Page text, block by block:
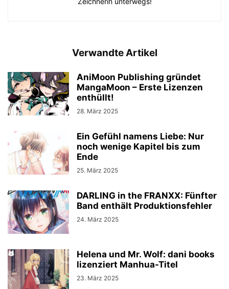
Verwandte Artikel
AniMoon Publishing gründet
MangaMoon – Erste Lizenzen
enthüllt!
28. März 2025
Ein Gefühl namens Liebe: Nur
noch wenige Kapitel bis zum
Ende
25. März 2025
DARLING in the FRANXX: Fünfter
Band enthält Produktionsfehler
24. März 2025
Helena und Mr. Wolf: dani books
lizenziert Manhua-Titel
23. März 2025